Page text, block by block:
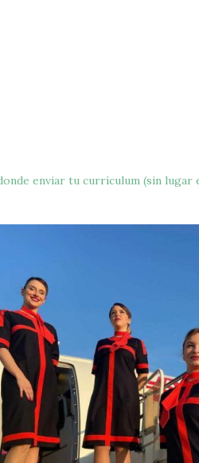
enviar tu currículum (sin lugar